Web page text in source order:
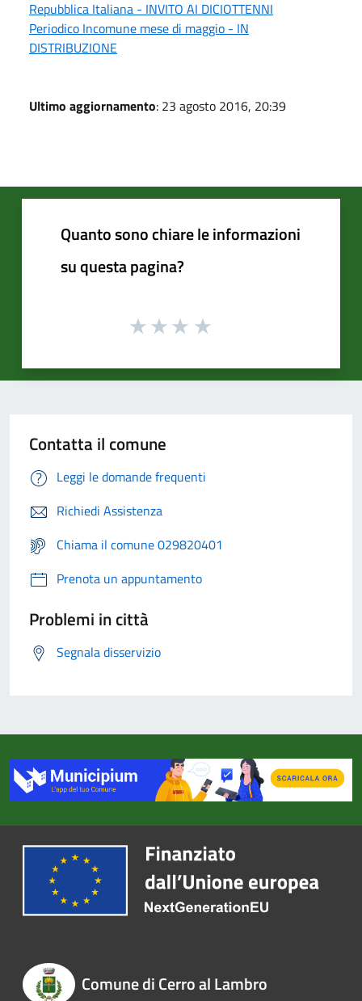
Repubblica Italiana - INVITO AI DICIOTTENNI
Periodico Incomune mese di maggio - IN
DISTRIBUZIONE
Ultimo aggiornamento: 23 agosto 2016, 20:39
Quanto sono chiare le informazioni
su questa pagina?
Contatta il comune
Leggi le domande frequenti
Richiedi Assistenza
Chiama il comune 029820401
Prenota un appuntamento
Problemi in città
Segnala disservizio
Comune di Cerro al Lambro